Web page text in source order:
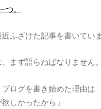
ふざけた記事を書いてい
まず語らねばなりません。
ログを書き始めた理由は
欲しかったから」